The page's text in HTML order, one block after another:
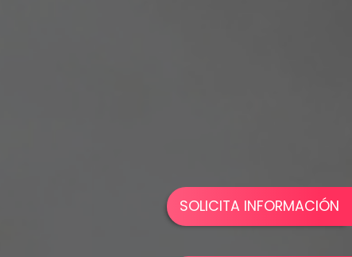
SOLICITA INFORMACIÓN